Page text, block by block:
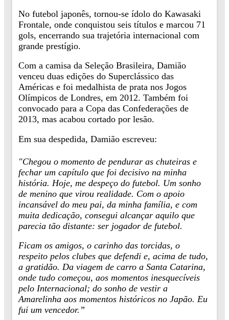
No futebol japonês, tornou-se ídolo do Kawasaki
Frontale, onde conquistou seis títulos e marcou 71
gols, encerrando sua trajetória internacional com
grande prestígio.
Com a camisa da Seleção Brasileira, Damião
venceu duas edições do Superclássico das
Américas e foi medalhista de prata nos Jogos
Olímpicos de Londres, em 2012. Também foi
convocado para a Copa das Confederações de
2013, mas acabou cortado por lesão.
Em sua despedida, Damião escreveu:
"Chegou o momento de pendurar as chuteiras e
fechar um capítulo que foi decisivo na minha
história. Hoje, me despeço do futebol. Um sonho
de menino que virou realidade. Com o apoio
incansável do meu pai, da minha família, e com
muita dedicação, consegui alcançar aquilo que
parecia tão distante: ser jogador de futebol.
Ficam os amigos, o carinho das torcidas, o
respeito pelos clubes que defendi e, acima de tudo,
a gratidão. Da viagem de carro a Santa Catarina,
onde tudo começou, aos momentos inesquecíveis
pelo Internacional; do sonho de vestir a
Amarelinha aos momentos históricos no Japão. Eu
fui um vencedor.”